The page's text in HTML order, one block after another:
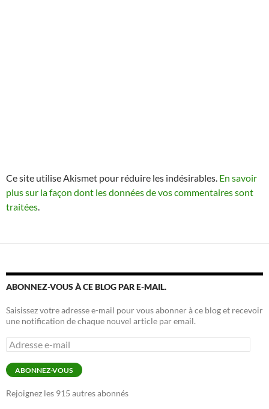
Ce site utilise Akismet pour réduire les indésirables. En savoir
plus sur la façon dont les données de vos commentaires sont
traitées.
ABONNEZ-VOUS À CE BLOG PAR E-MAIL.
Saisissez votre adresse e-mail pour vous abonner à ce blog et recevoir
une notification de chaque nouvel article par email.
Adresse
e-
mail
ABONNEZ-VOUS
Rejoignez les 915 autres abonnés